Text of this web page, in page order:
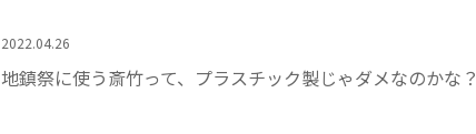
2022.04.26
地鎮祭に使う斎竹って、プラスチック製じゃダメなのかな？